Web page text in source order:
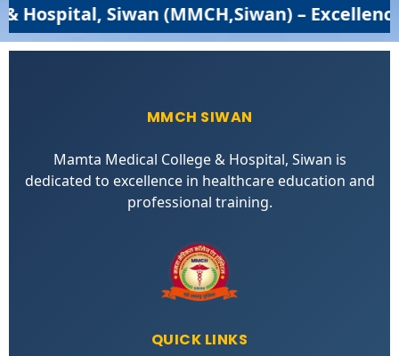
(MMCH,Siwan) – Excellence in
MMCH SIWAN
Mamta Medical College & Hospital, Siwan is
dedicated to excellence in healthcare education and
professional training.
QUICK LINKS